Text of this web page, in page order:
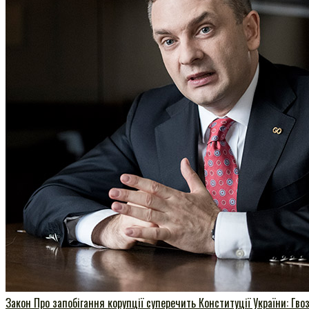
Закон Про запобігання корупції суперечить Конституції України: